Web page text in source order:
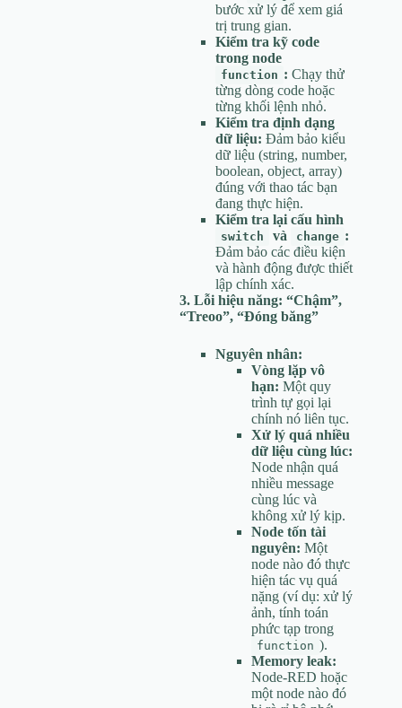
bước xử lý để xem giá
trị trung gian.
Kiểm tra kỹ code
trong node
function : Chạy thử
từng dòng code hoặc
từng khối lệnh nhỏ.
Kiểm tra định dạng
dữ liệu: Đảm bảo kiểu
dữ liệu (string, number,
boolean, object, array)
đúng với thao tác bạn
đang thực hiện.
Kiểm tra lại cấu hình
switch và change :
Đảm bảo các điều kiện
và hành động được thiết
lập chính xác.
3. Lỗi hiệu năng: “Chậm”,
“Treoo”, “Đóng băng”
Nguyên nhân:
Vòng lặp vô
hạn: Một quy
trình tự gọi lại
chính nó liên tục.
Xử lý quá nhiều
dữ liệu cùng lúc:
Node nhận quá
nhiều message
cùng lúc và
không xử lý kịp.
Node tốn tài
nguyên: Một
node nào đó thực
hiện tác vụ quá
nặng (ví dụ: xử lý
ảnh, tính toán
phức tạp trong
function ).
Memory leak:
Node-RED hoặc
một node nào đó